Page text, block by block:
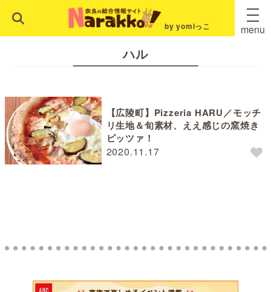
by yomiっこ menu
ハル
2020.11.17
【広陵町】Pizzeria HARU／モッチ
リ生地＆旬素材、ええ感じの窯焼き
ピッツァ！